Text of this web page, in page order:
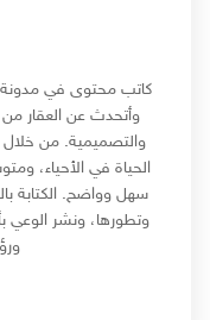
كاتب محتوى في مدونة
وأتحدث عن العقار من
والتصميمية. من خلال
الحياة في الأحياء،
سهل وواضح. الكتابة
وتطورها، ونشر الوعي